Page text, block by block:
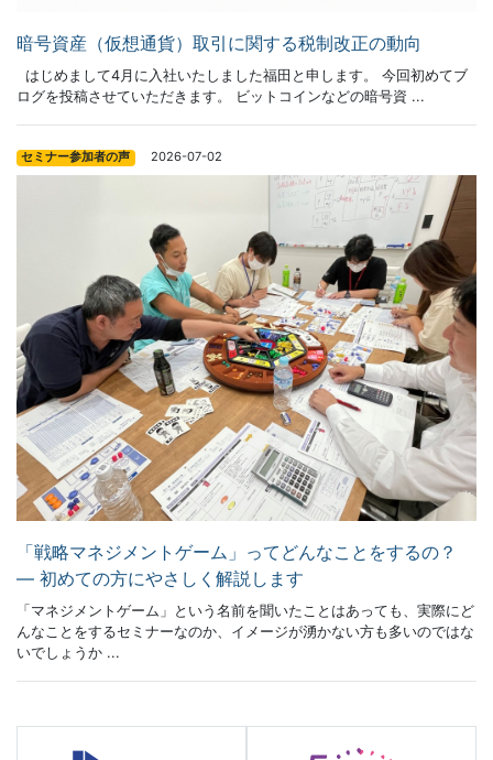
暗号資産（仮想通貨）取引に関する税制改正の動向
はじめまして4月に入社いたしました福田と申します。 今回初めてブ
ログを投稿させていただきます。 ビットコインなどの暗号資 ...
セミナー参加者の声 2026-07-02
「戦略マネジメントゲーム」ってどんなことをするの？
― 初めての方にやさしく解説します
「マネジメントゲーム」という名前を聞いたことはあっても、実際にど
んなことをするセミナーなのか、イメージが湧かない方も多いのではな
いでしょうか ...